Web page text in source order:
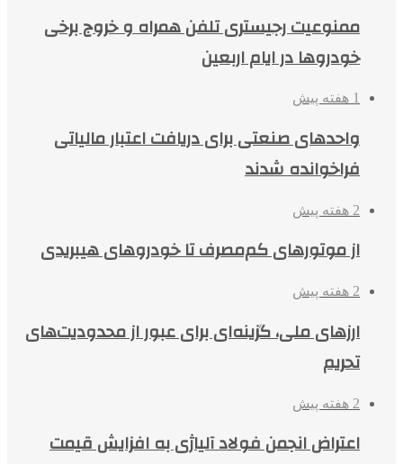
ممنوعیت رجیستری تلفن همراه و خروج برخی
خودروها در ایام اربعین
1 هفته پیش
واحدهای صنعتی برای دریافت اعتبار مالیاتی
فراخوانده شدند
2 هفته پیش
از موتورهای کم‌مصرف تا خودروهای هیبریدی
2 هفته پیش
ارزهای ملی، گزینه‌ای برای عبور از محدودیت‌های
تحریم
2 هفته پیش
اعتراض انجمن فولاد آلیاژی به افزایش قیمت